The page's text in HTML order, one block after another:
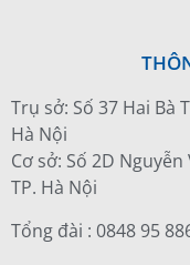
Trụ sở: Số 37 Hai Bà
Hà Nội
Cơ sở: Số 2D
TP. Hà Nội
Tổng đài : 0848 95